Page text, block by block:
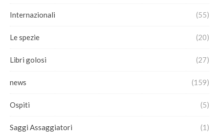
Internazionali (55)
Le spezie (20)
Libri golosi (27)
news (159)
Ospiti (5)
Saggi Assaggiatori (1)